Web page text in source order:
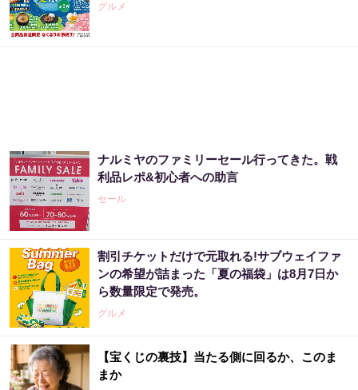
グルメ
ナルミヤのファミリーセール行ってきた。戦
利品レポ&初心者への助言
セール
割引チケットだけで元取れる!サブウェイファ
ンの希望が詰まった「夏の福袋」は8月7日か
ら数量限定で発売。
グルメ
【宝くじの裏技】当たる側に回るか、このま
まか